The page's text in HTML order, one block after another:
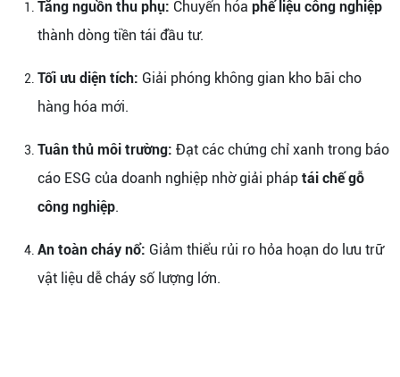
Tăng nguồn thu phụ: Chuyển hóa phế liệu công nghiệp
thành dòng tiền tái đầu tư.
Tối ưu diện tích: Giải phóng không gian kho bãi cho
hàng hóa mới.
Tuân thủ môi trường: Đạt các chứng chỉ xanh trong báo
cáo ESG của doanh nghiệp nhờ giải pháp tái chế gỗ
công nghiệp.
An toàn cháy nổ: Giảm thiểu rủi ro hỏa hoạn do lưu trữ
vật liệu dễ cháy số lượng lớn.